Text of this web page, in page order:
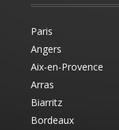
Paris
Angers
Aix-en-Provence
Arras
Biarritz
Bordeaux